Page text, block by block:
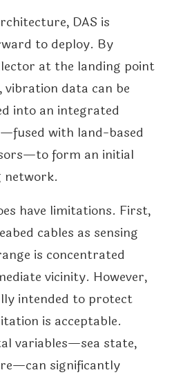
DAS is
to deploy. By
at the landing point
vibration data can be
into an integrated
with land-based
form an initial
have limitations. First,
cables as sensing
is concentrated
vicinity. However,
intended to protect
is acceptable.
variables—sea state,
significantly